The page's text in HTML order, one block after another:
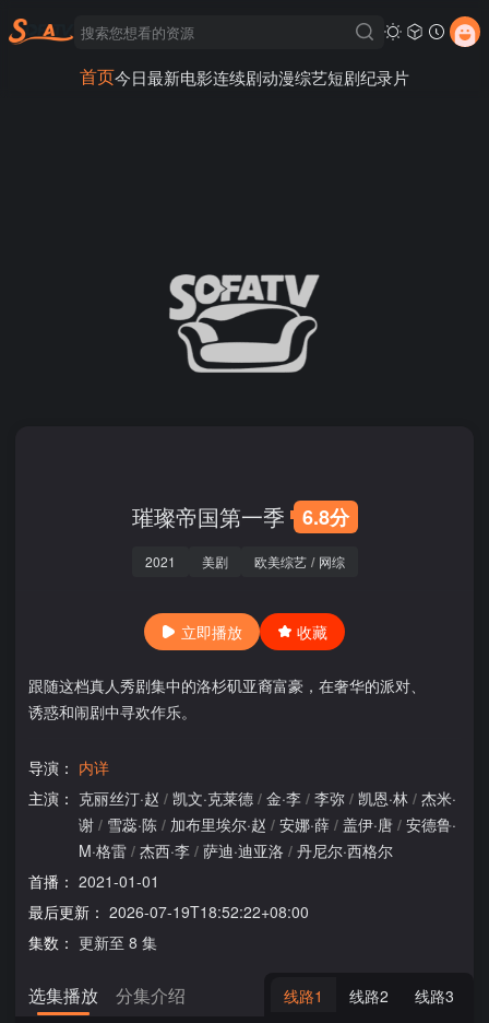
首页今日最新电影连续剧动漫综艺短剧纪录片
璀璨帝国第一季 6.8分
2021 美剧 欧美综艺 / 网综
立即播放 收藏
跟随这档真人秀剧集中的洛杉矶亚裔富豪，在奢华的派对、
诱惑和闹剧中寻欢作乐。
导演： 内详
主演： 克丽丝汀·赵 / 凯文·克莱德 / 金·李 / 李弥 / 凯恩·林 / 杰米·
谢 / 雪蕊·陈 / 加布里埃尔·赵 / 安娜·薛 / 盖伊·唐 / 安德鲁·
M·格雷 / 杰西·李 / 萨迪·迪亚洛 / 丹尼尔·西格尔
首播： 2021-01-01
最后更新： 2026-07-19T18:52:22+08:00
集数： 更新至 8 集
选集播放 分集介绍 线路1 线路2 线路3